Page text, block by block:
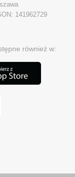
141962729
również w: